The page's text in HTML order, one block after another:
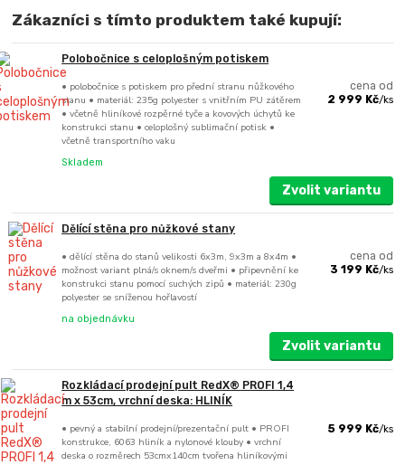
Zákazníci s tímto produktem také kupují:
Polobočnice s celoplošným potiskem
• polobočnice s potiskem pro přední stranu nůžkového
stanu • materiál: 235g polyester s vnitřním PU zátěrem
• včetně hliníkové rozpěrné tyče a kovových úchytů ke
konstrukci stanu • celoplošný sublimační potisk •
včetně transportního vaku
cena od
2 999 Kč/ks
Skladem
Zvolit variantu
Dělící stěna pro nůžkové stany
• dělící stěna do stanů velikosti 6x3m, 9x3m a 8x4m •
možnost variant plná/s oknem/s dveřmi • připevnění ke
konstrukci stanu pomocí suchých zipů • materiál: 230g
polyester se sníženou hořlavostí
cena od
3 199 Kč/ks
na objednávku
Zvolit variantu
Rozkládací prodejní pult RedX® PROFI 1,4
m x 53cm, vrchní deska: HLINÍK
• pevný a stabilní prodejní/prezentační pult • PROFI
konstrukce, 6063 hliník a nylonové klouby • vrchní
deska o rozměrech 53cmx140cm tvořena hliníkovými
5 999 Kč/ks